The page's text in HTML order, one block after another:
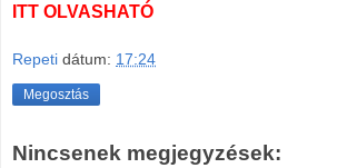
ITT OLVASHATÓ
Repeti dátum: 17:24
Megosztás
Nincsenek megjegyzések: